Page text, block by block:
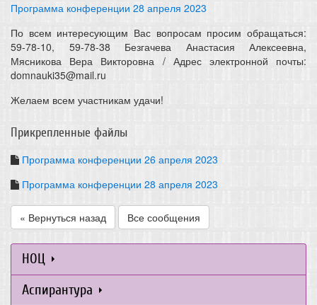
Программа конференции 28 апреля 2023
По всем интересующим Вас вопросам просим обращаться:
59-78-10, 59-78-38 Безгачева Анастасия Алексеевна,
Мясникова Вера Викторовна / Адрес электронной почты:
domnauki35@mail.ru
Желаем всем участникам удачи!
Прикрепленные файлы
Программа конференции 26 апреля 2023
Программа конференции 28 апреля 2023
« Вернуться назад Все сообщения
НОЦ
Аспирантура